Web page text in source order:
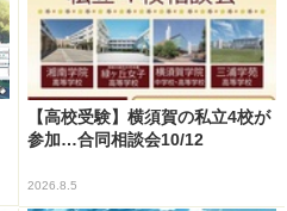
【高校受験】横須賀の私立4校が
参加…合同相談会10/12
2026.8.5